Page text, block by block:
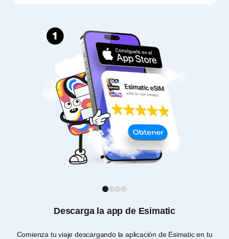
Descarga la app de Esimatic
Comienza tu viaje descargando la aplicación de Esimatic en tu
1